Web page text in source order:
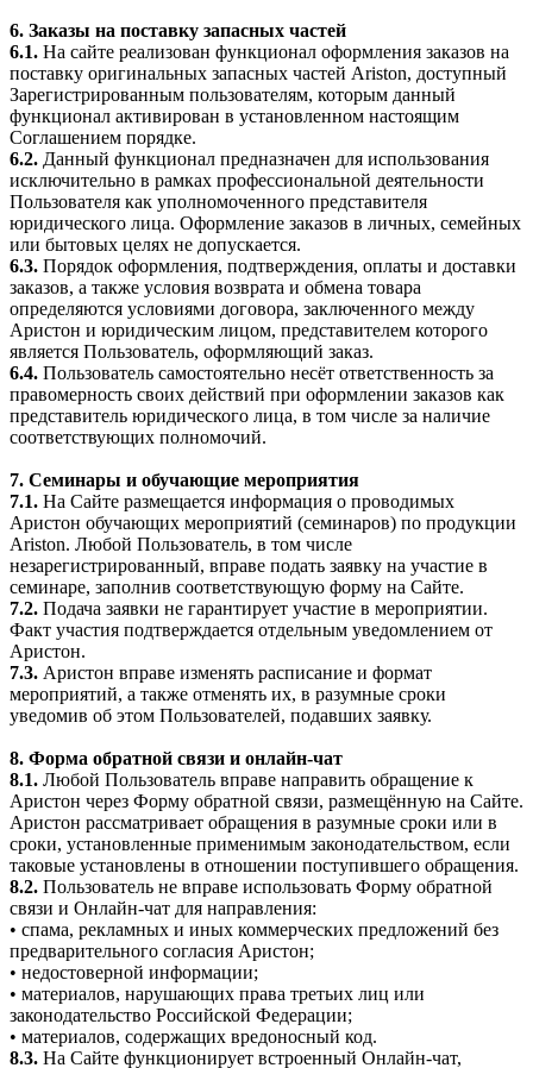
6. Заказы на поставку запасных частей
6.1. На сайте реализован функционал оформления заказов на
поставку оригинальных запасных частей Ariston, доступный
Зарегистрированным пользователям, которым данный
функционал активирован в установленном настоящим
Соглашением порядке.
6.2. Данный функционал предназначен для использования
исключительно в рамках профессиональной деятельности
Пользователя как уполномоченного представителя
юридического лица. Оформление заказов в личных, семейных
или бытовых целях не допускается.
6.3. Порядок оформления, подтверждения, оплаты и доставки
заказов, а также условия возврата и обмена товара
определяются условиями договора, заключенного между
Аристон и юридическим лицом, представителем которого
является Пользователь, оформляющий заказ.
6.4. Пользователь самостоятельно несёт ответственность за
правомерность своих действий при оформлении заказов как
представитель юридического лица, в том числе за наличие
соответствующих полномочий.
7. Семинары и обучающие мероприятия
7.1. На Сайте размещается информация о проводимых
Аристон обучающих мероприятий (семинаров) по продукции
Ariston. Любой Пользователь, в том числе
незарегистрированный, вправе подать заявку на участие в
семинаре, заполнив соответствующую форму на Сайте.
7.2. Подача заявки не гарантирует участие в мероприятии.
Факт участия подтверждается отдельным уведомлением от
Аристон.
7.3. Аристон вправе изменять расписание и формат
мероприятий, а также отменять их, в разумные сроки
уведомив об этом Пользователей, подавших заявку.
8. Форма обратной связи и онлайн-чат
8.1. Любой Пользователь вправе направить обращение к
Аристон через Форму обратной связи, размещённую на Сайте.
Аристон рассматривает обращения в разумные сроки или в
сроки, установленные применимым законодательством, если
таковые установлены в отношении поступившего обращения.
8.2. Пользователь не вправе использовать Форму обратной
связи и Онлайн-чат для направления:
• спама, рекламных и иных коммерческих предложений без
предварительного согласия Аристон;
• недостоверной информации;
• материалов, нарушающих права третьих лиц или
законодательство Российской Федерации;
• материалов, содержащих вредоносный код.
8.3. На Сайте функционирует встроенный Онлайн-чат,